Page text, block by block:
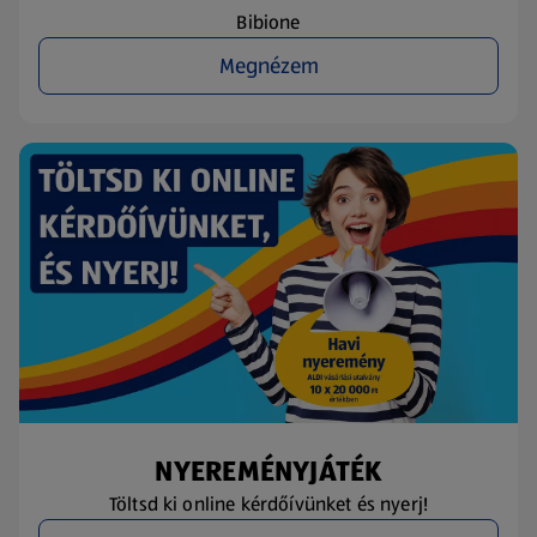
Bibione
Megnézem
NYEREMÉNYJÁTÉK
Töltsd ki online kérdőívünket és nyerj!